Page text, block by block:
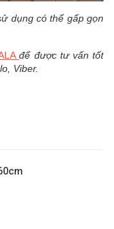
dụng có thể gấp gọn
để được tư vấn tốt
Viber.